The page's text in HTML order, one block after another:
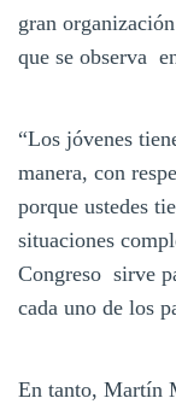
gran
que se observa
“Los jóvenes
manera, con
porque ustedes
situaciones
Congreso sirve
cada uno de los
En tanto, Martín